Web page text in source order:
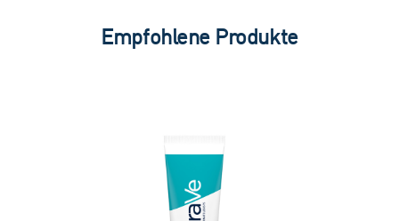
Empfohlene Produkte